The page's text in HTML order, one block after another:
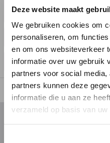
Deze website maakt
We gebruiken cookies om
personaliseren, om
en om ons websiteverkeer
informatie over uw gebruik
partners voor social
partners kunnen deze
informatie die u aan ze
verzameld op basis van
IK BEN WERKGEVER
SPECIALISATIES